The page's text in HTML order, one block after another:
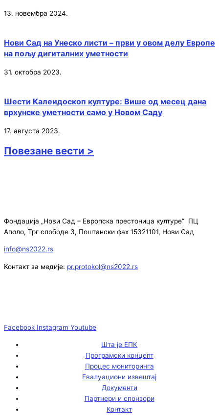
13. новембра 2024.
Нови Сад на Унеско листи – први у овом делу Европе
на пољу дигиталних уметности
31. октобра 2023.
Шести Калеидоскоп културе: Више од месец дана
врхунске уметности само у Новом Саду
17. августа 2023.
Повезане вести >
Фондација „Нови Сад – Европска престоница културе” ПЦ
Аполо, Трг слободе 3, Поштански фах 15321101, Нови Сад
info@ns2022.rs
Контакт за медије: pr.protokol@ns2022.rs
Facebook Instagram Youtube
Шта је ЕПК
Програмски концепт
Процес мониторинга
Евалуациони извештај
Документи
Партнери и спонзори
Контакт